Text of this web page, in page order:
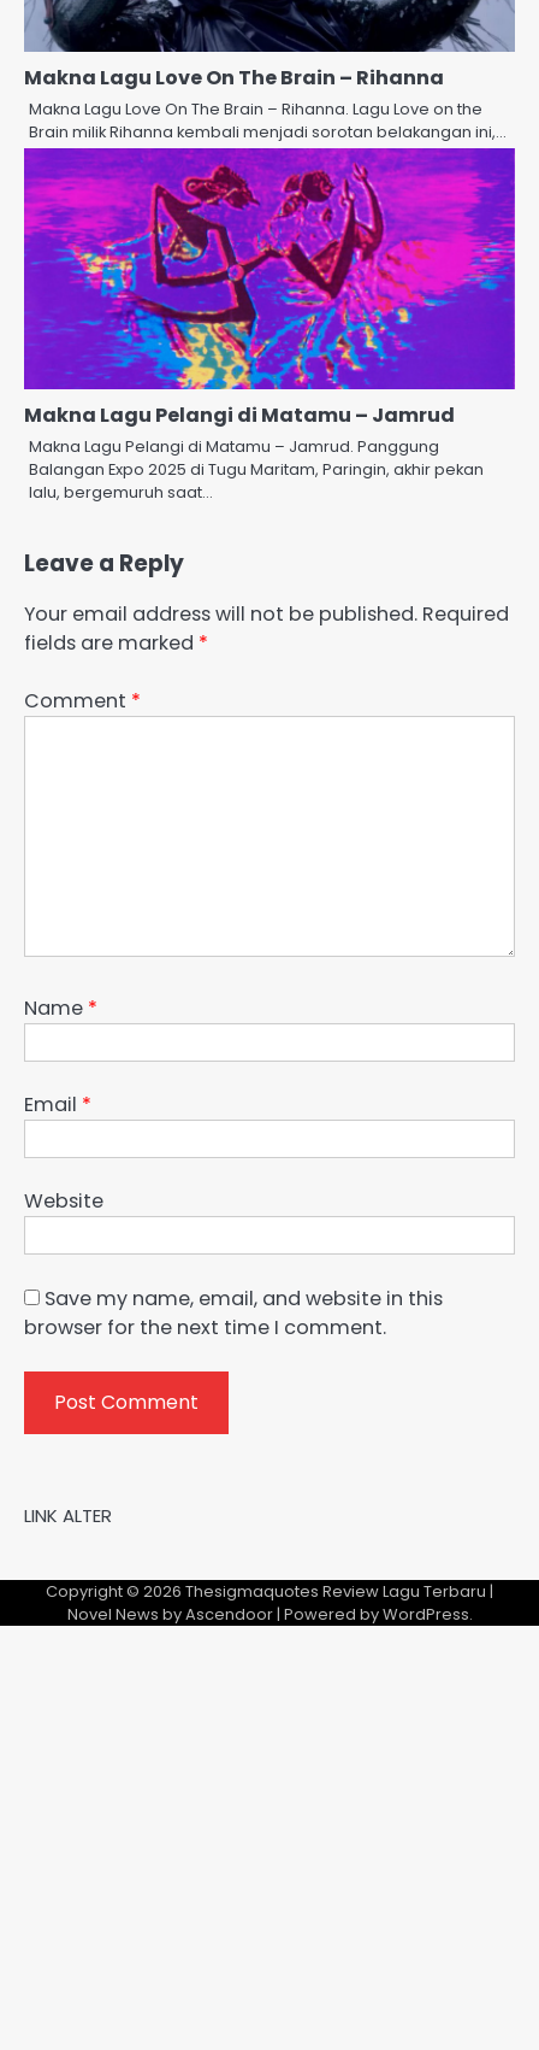
Makna Lagu Love On The Brain – Rihanna
Makna Lagu Love On The Brain – Rihanna. Lagu Love on the
Brain milik Rihanna kembali menjadi sorotan belakangan ini,…
Makna Lagu Pelangi di Matamu – Jamrud
Makna Lagu Pelangi di Matamu – Jamrud. Panggung
Balangan Expo 2025 di Tugu Maritam, Paringin, akhir pekan
lalu, bergemuruh saat…
Leave a Reply
Your email address will not be published. Required
fields are marked *
Comment *
Name *
Email *
Website
Save my name, email, and website in this
browser for the next time I comment.
LINK ALTER
Copyright © 2026 Thesigmaquotes Review Lagu Terbaru |
Novel News byAscendoor| Powered byWordPress.